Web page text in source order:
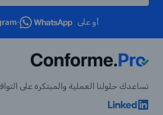
أو على •
تساعدك حلولنا العملية والمبتكرة على